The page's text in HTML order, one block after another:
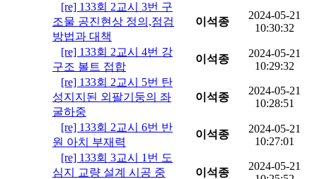
[re] 133회 2교시 3번 구
조물 공진현상 정의,점검
방법과 대책
이석종
2024-05-21
10:30:32
[re] 133회 2교시 4번 강
구조 볼트 접합
이석종
2024-05-21
10:29:32
[re] 133회 2교시 5번 탄
성지지된 외팔기둥의 좌
굴하중
이석종
2024-05-21
10:28:51
[re] 133회 2교시 6번 반
원 아치 부재력
이석종
2024-05-21
10:27:01
[re] 133회 3교시 1번 도
심지 교량 설계 시공 중
이석종
2024-05-21